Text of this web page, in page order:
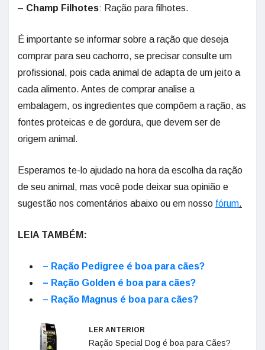
– Champ Filhotes: Ração para filhotes.
É importante se informar sobre a ração que deseja
comprar para seu cachorro, se precisar consulte um
profissional, pois cada animal de adapta de um jeito a
cada alimento. Antes de comprar analise a
embalagem, os ingredientes que compõem a ração, as
fontes proteicas e de gordura, que devem ser de
origem animal.
Esperamos te-lo ajudado na hora da escolha da ração
de seu animal, mas você pode deixar sua opinião e
sugestão nos comentários abaixo ou em nosso fórum.
LEIA TAMBÉM:
– Ração Pedigree é boa para cães?
– Ração Golden é boa para cães?
– Ração Magnus é boa para cães?
LER ANTERIOR
Ração Special Dog é boa para Cães?